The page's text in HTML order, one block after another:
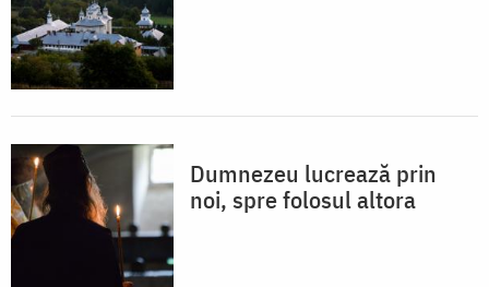
Dumnezeu lucrează prin
noi, spre folosul altora